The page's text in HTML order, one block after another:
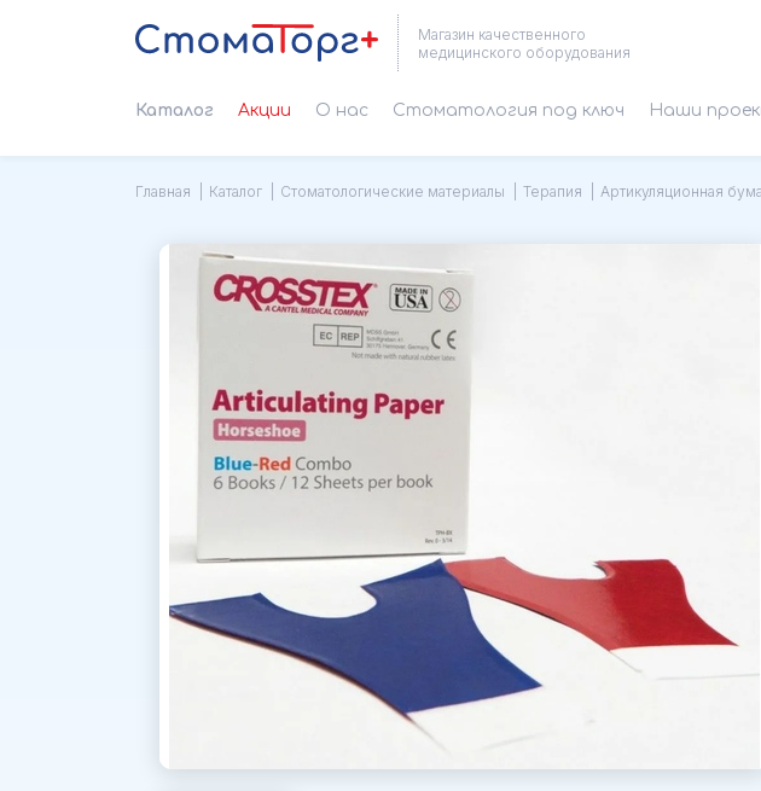
Магазин качественного
медицинского оборудования
Каталог Акции О нас Cтоматология под ключ Наши
Главная Каталог Стоматологические материалы Терапия Артикуляционная